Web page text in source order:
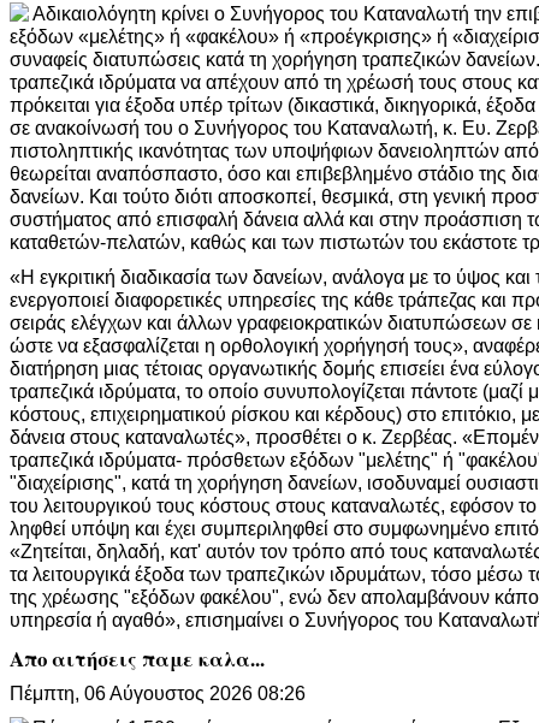
Αδικαιολόγητη κρίνει ο Συνήγορος του Καταναλωτή την
εξόδων «μελέτης» ή «φακέλου» ή «προέγκρισης» ή
συναφείς διατυπώσεις κατά τη χορήγηση τραπεζικών
τραπεζικά ιδρύματα να απέχουν από τη χρέωσή τους στους
πρόκειται για έξοδα υπέρ τρίτων (δικαστικά, δικηγορικά,
σε ανακοίνωσή του ο Συνήγορος του Καταναλωτή, κ. Ευ.
πιστοληπτικής ικανότητας των υποψήφιων δανειοληπτών από
θεωρείται αναπόσπαστο, όσο και επιβεβλημένο στάδιο της
δανείων. Και τούτο διότι αποσκοπεί, θεσμικά, στη γενική
συστήματος από επισφαλή δάνεια αλλά και στην προάσπιση
καταθετών-πελατών, καθώς και των πιστωτών του εκάστοτε
«Η εγκριτική διαδικασία των δανείων, ανάλογα με το ύψος
ενεργοποιεί διαφορετικές υπηρεσίες της κάθε τράπεζας και
σειράς ελέγχων και άλλων γραφειοκρατικών διατυπώσεων
ώστε να εξασφαλίζεται η ορθολογική χορήγησή τους»,
διατήρηση μιας τέτοιας οργανωτικής δομής επισείει ένα
τραπεζικά ιδρύματα, το οποίο συνυπολογίζεται πάντοτε
κόστους, επιχειρηματικού ρίσκου και κέρδους) στο επιτόκιο,
δάνεια στους καταναλωτές», προσθέτει ο κ. Ζερβέας.
τραπεζικά ιδρύματα- πρόσθετων εξόδων "μελέτης" ή
"διαχείρισης", κατά τη χορήγηση δανείων, ισοδυναμεί
του λειτουργικού τους κόστους στους καταναλωτές, εφόσον
ληφθεί υπόψη και έχει συμπεριληφθεί στο συμφωνημένο
«Ζητείται, δηλαδή, κατ' αυτόν τον τρόπο από τους
τα λειτουργικά έξοδα των τραπεζικών ιδρυμάτων, τόσο μέσω
της χρέωσης "εξόδων φακέλου", ενώ δεν απολαμβάνουν
υπηρεσία ή αγαθό», επισημαίνει ο Συνήγορος του
Απο αιτήσεις παμε καλα...
Πέμπτη, 06 Αύγουστος 2026 08:26